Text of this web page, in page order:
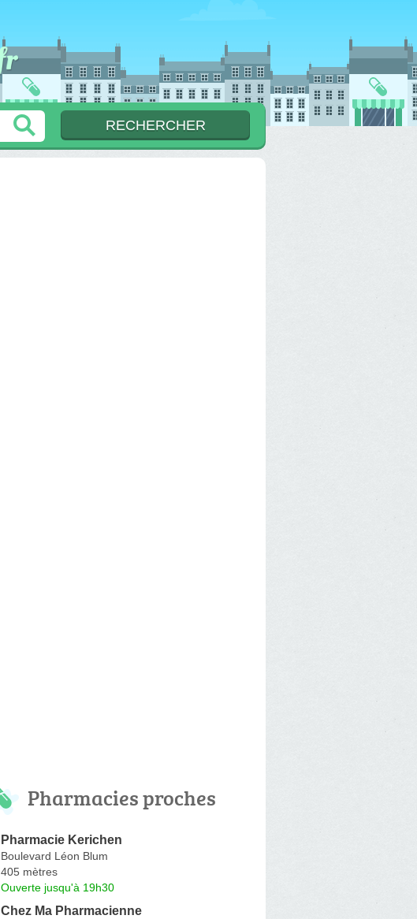
Pharmacies proches
Pharmacie Kerichen
Boulevard Léon Blum
405 mètres
Ouverte jusqu'à 19h30
Chez Ma Pharmacienne